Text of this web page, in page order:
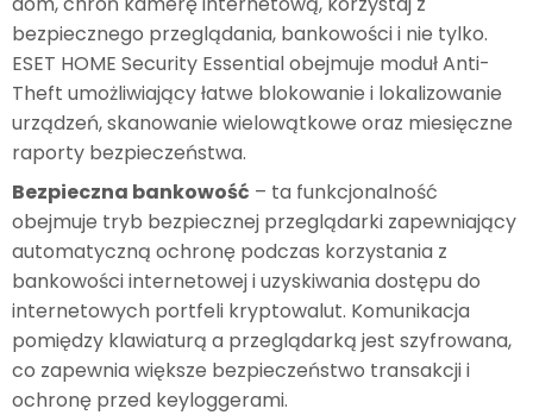
bezpiecznego przeglądania, bankowości i nie tylko.
ESET HOME Security Essential obejmuje moduł Anti-
Theft umożliwiający łatwe blokowanie i lokalizowanie
urządzeń, skanowanie wielowątkowe oraz miesięczne
raporty bezpieczeństwa.
Bezpieczna bankowość – ta funkcjonalność
obejmuje tryb bezpiecznej przeglądarki zapewniający
automatyczną ochronę podczas korzystania z
bankowości internetowej i uzyskiwania dostępu do
internetowych portfeli kryptowalut. Komunikacja
pomiędzy klawiaturą a przeglądarką jest szyfrowana,
co zapewnia większe bezpieczeństwo transakcji i
ochronę przed keyloggerami.